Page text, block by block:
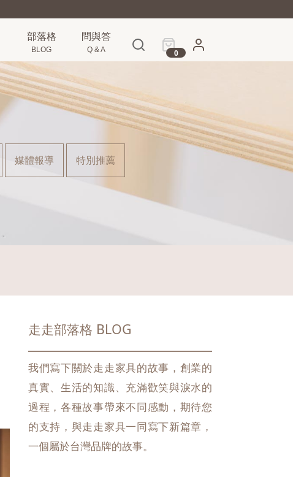
部落格
BLOG
問與答
Q & A 0
媒體報導 特別推薦
走走部落格 BLOG
我們寫下關於走走家具的故事，創業的
真實、生活的知識、充滿歡笑與淚水的
過程，各種故事帶來不同感動，期待您
的支持，與走走家具一同寫下新篇章，
一個屬於台灣品牌的故事。